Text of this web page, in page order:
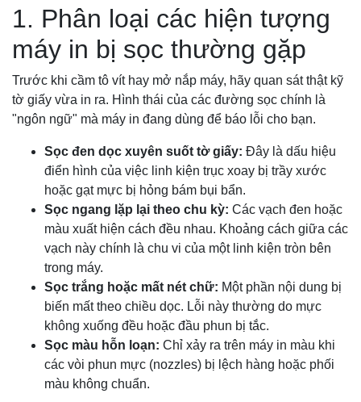
1. Phân loại các hiện tượng
máy in bị sọc thường gặp
Trước khi cầm tô vít hay mở nắp máy, hãy quan sát thật kỹ
tờ giấy vừa in ra. Hình thái của các đường sọc chính là
"ngôn ngữ" mà máy in đang dùng để báo lỗi cho bạn.
Sọc đen dọc xuyên suốt tờ giấy: Đây là dấu hiệu
điển hình của việc linh kiện trục xoay bị trầy xước
hoặc gạt mực bị hỏng bám bụi bẩn.
Sọc ngang lặp lại theo chu kỳ: Các vạch đen hoặc
màu xuất hiện cách đều nhau. Khoảng cách giữa các
vạch này chính là chu vi của một linh kiện tròn bên
trong máy.
Sọc trắng hoặc mất nét chữ: Một phần nội dung bị
biến mất theo chiều dọc. Lỗi này thường do mực
không xuống đều hoặc đầu phun bị tắc.
Sọc màu hỗn loạn: Chỉ xảy ra trên máy in màu khi
các vòi phun mực (nozzles) bị lệch hàng hoặc phối
màu không chuẩn.